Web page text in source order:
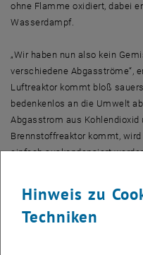
ohne Flamme oxidiert, dabei
Wasserdampf.
„Wir haben nun also kein
verschiedene Abgasströme“,
Luftreaktor kommt bloß
bedenkenlos an die Umwelt
Abgasstrom aus Kohlendioxid
Brennstoffreaktor kommt,
einfach auskondensiert
Lagerung von CO2 in
Hinweis zu
Techniken